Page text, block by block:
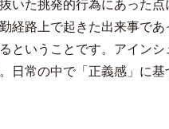
いた挑発的行為にあった
経路上で起きた出来事で
ということです。アイン
日常の中で「正義感」に